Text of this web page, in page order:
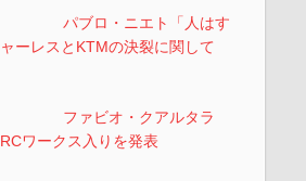
パブロ・ニエト「人はす
ーレスとKTMの決裂に関して
ファビオ・クアルタラ
ワークス入りを発表